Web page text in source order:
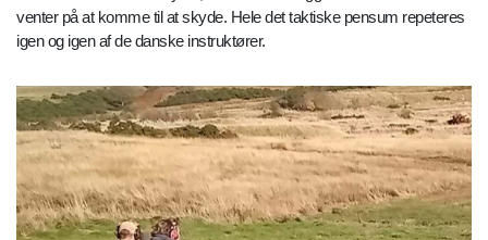
venter på at komme til at skyde. Hele det taktiske pensum repeteres
igen og igen af de danske instruktører.